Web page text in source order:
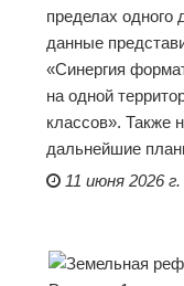
пределах одного
данные
«Синергия
на одной
классов». Также
дальнейшие
11 июня 2026 г.